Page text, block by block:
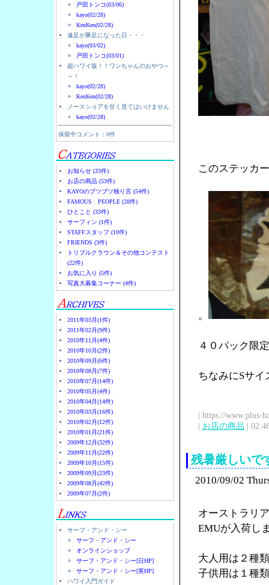
戸田トンコ(03/06)
kayo(02/28)
KenKen(02/28)
遠足が豚足になった日・・・
kayo(03/02)
戸田トンコ(03/01)
超ハワイ版！！ワンちゃんのおやつ～
～！
kayo(02/28)
KenKen(02/28)
ノースショアを甘く見てはいけません
kayo(02/28)
保留中コメント：0件
お知らせ (33件)
お店の商品 (53件)
KAYOのブツブツ独り言 (54件)
FAMOUS PEOPLE (28件)
ひとこと (33件)
サーフィン (1件)
STAFFスタッフ (10件)
FRIENDS (3件)
トリプルクラウン＆その他コンテスト
(22件)
お気に入り (5件)
写真大募集コーナー (4件)
2011年03月(1件)
2011年02月(9件)
2010年11月(4件)
2010年10月(2件)
2010年09月(6件)
2010年08月(7件)
2010年07月(14件)
2010年05月(4件)
2010年04月(14件)
2010年03月(16件)
2010年02月(12件)
2010年01月(21件)
2009年12月(32件)
2009年11月(22件)
2009年10月(15件)
2009年09月(23件)
2009年08月(42件)
2009年07月(2件)
サーフ・アンド・シー
サーフ・アンド・シー
オンラインショップ
サーフ・アンド・シー[日HP]
サーフ・アンド・シー[英HP]
ハワイ入門ガイド
このステッカ
。
４０パック限
ちなみにSサ
| https://www.plus-
| お店の商品 |
残暑厳しいで
2010/09/02
オーストラリ
EMUが入荷し
大人用は２種
子供用は１種